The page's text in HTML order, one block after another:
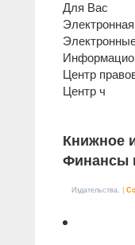
Для Вас
Центр
Центр ч
Книжное
Финансы
Издательства. |